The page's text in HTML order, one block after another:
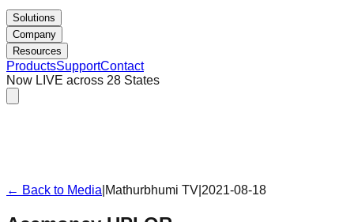
Solutions
Company
Resources
ProductsSupportContact
Now LIVE across 28 States
← Back to Media Mathurbhumi TV 2021-08-18